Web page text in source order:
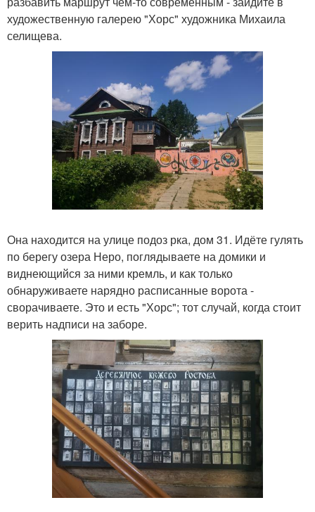
художественную галерею "Хорс" художника Михаила
селищева.
Она находится на улице подоз рка, дом 31. Идёте гулять
по берегу озера Неро, поглядываете на домики и
виднеющийся за ними кремль, и как только
обнаруживаете нарядно расписанные ворота -
сворачиваете. Это и есть "Хорс"; тот случай, когда стоит
верить надписи на заборе.